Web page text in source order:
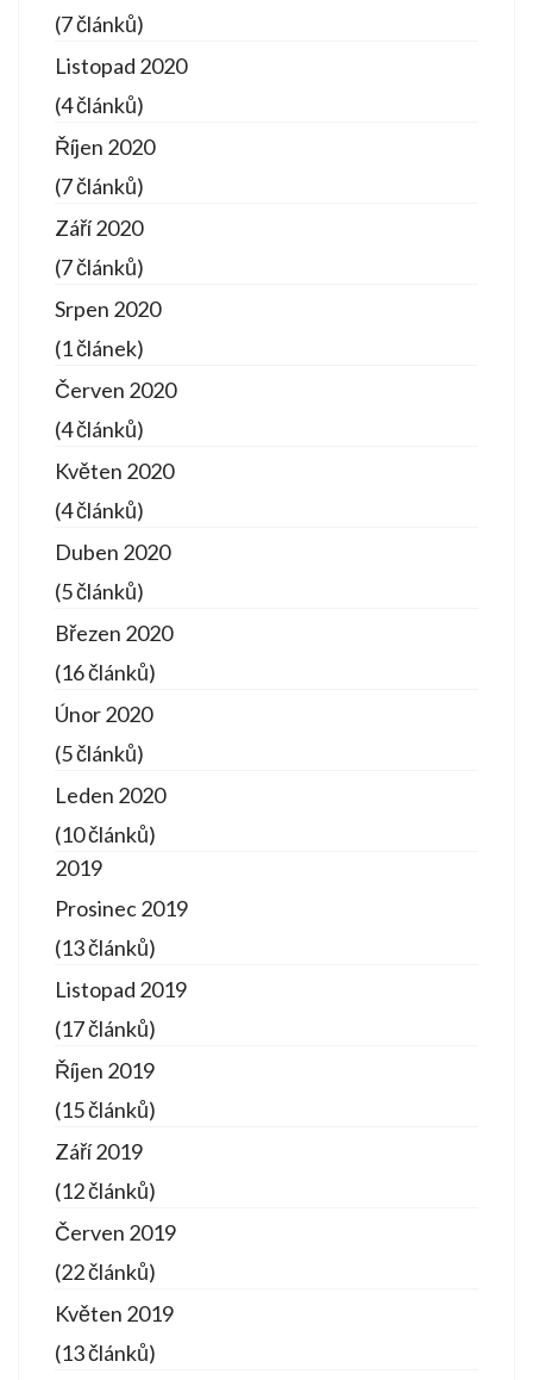
(7 článků)
Listopad 2020
(4 článků)
Říjen 2020
(7 článků)
Září 2020
(7 článků)
Srpen 2020
(1 článek)
Červen 2020
(4 článků)
Květen 2020
(4 článků)
Duben 2020
(5 článků)
Březen 2020
(16 článků)
Únor 2020
(5 článků)
Leden 2020
(10 článků)
2019
Prosinec 2019
(13 článků)
Listopad 2019
(17 článků)
Říjen 2019
(15 článků)
Září 2019
(12 článků)
Červen 2019
(22 článků)
Květen 2019
(13 článků)